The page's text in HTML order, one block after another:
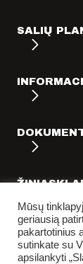
SALIŲ
Mūsų
geriausią
pakartotinius
sutinkate su
apsilankyti